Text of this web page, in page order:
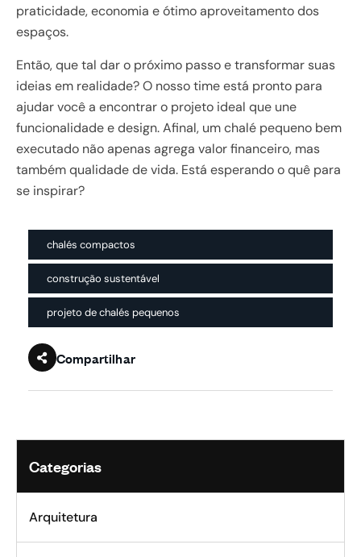
praticidade, economia e ótimo aproveitamento dos
espaços.
Então, que tal dar o próximo passo e transformar suas
ideias em realidade? O nosso time está pronto para
ajudar você a encontrar o projeto ideal que une
funcionalidade e design. Afinal, um chalé pequeno bem
executado não apenas agrega valor financeiro, mas
também qualidade de vida. Está esperando o quê para
se inspirar?
chalés compactos
construção sustentável
projeto de chalés pequenos
Compartilhar
Categorias
Arquitetura